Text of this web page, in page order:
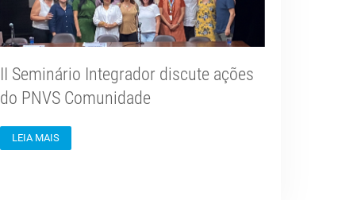
II Seminário Integrador discute ações
do PNVS Comunidade
LEIA MAIS